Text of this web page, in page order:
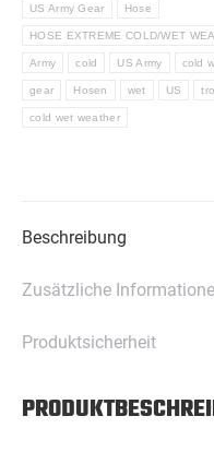
Menge
US Army Gear Hose
HOSE EXTREME COLD/WET
Army cold US Army cold
gear Hosen wet US
cold wet weather
Beschreibung
Zusätzliche
Produktsicherheit